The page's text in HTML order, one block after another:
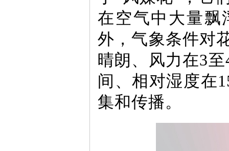
在空气中大量飘
外，气象条件对
晴朗、风力在3
间、相对湿度在
集和传播。